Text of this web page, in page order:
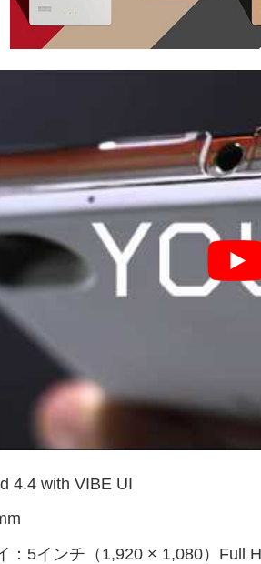
4.4 with VIBE UI
：5インチ（1,920 × 1,080）Full